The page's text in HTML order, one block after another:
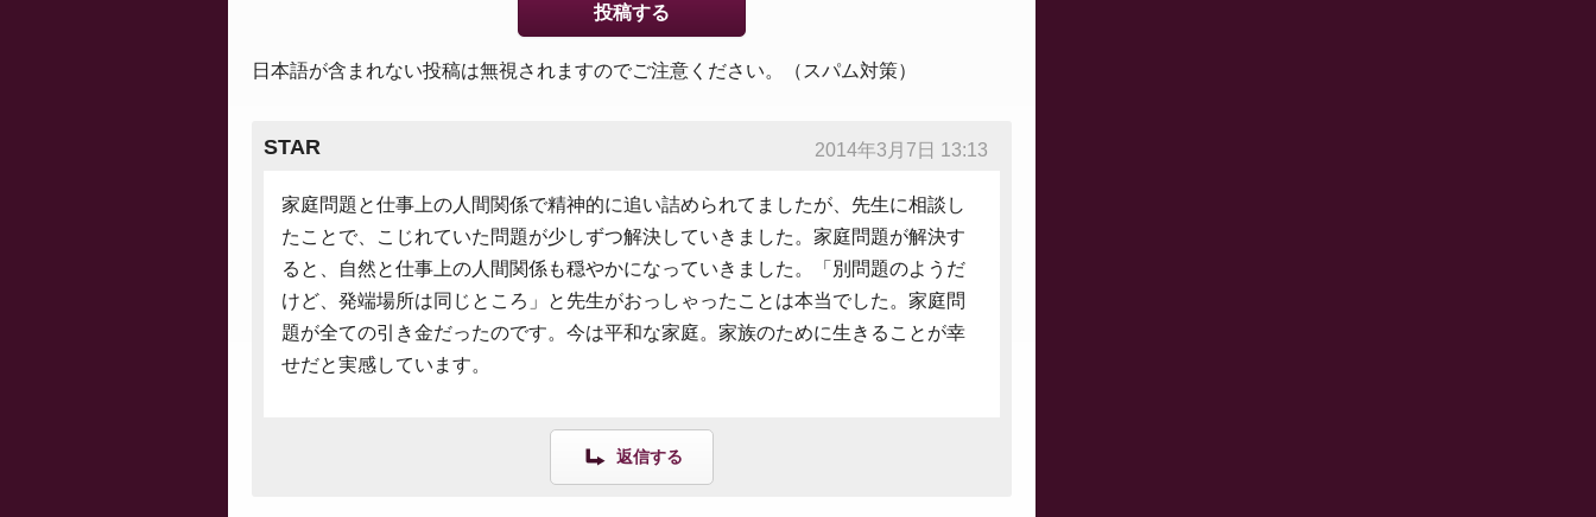
日本語が含まれない投稿は無視されますのでご注意ください。（スパム対策）
STAR 2014年3月7日 13:13
家庭問題と仕事上の人間関係で精神的に追い詰められてましたが、先生に相談し
たことで、こじれていた問題が少しずつ解決していきました。家庭問題が解決す
ると、自然と仕事上の人間関係も穏やかになっていきました。「別問題のようだ
けど、発端場所は同じところ」と先生がおっしゃったことは本当でした。家庭問
題が全ての引き金だったのです。今は平和な家庭。家族のために生きることが幸
せだと実感しています。
返信する